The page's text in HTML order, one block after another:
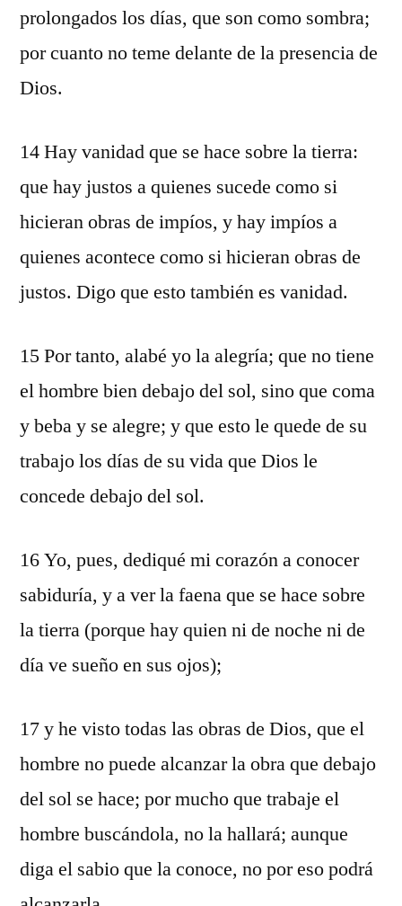
prolongados los días, que son como sombra;
por cuanto no teme delante de la presencia de
Dios.
14 Hay vanidad que se hace sobre la tierra:
que hay justos a quienes sucede como si
hicieran obras de impíos, y hay impíos a
quienes acontece como si hicieran obras de
justos. Digo que esto también es vanidad.
15 Por tanto, alabé yo la alegría; que no tiene
el hombre bien debajo del sol, sino que coma
y beba y se alegre; y que esto le quede de su
trabajo los días de su vida que Dios le
concede debajo del sol.
16 Yo, pues, dediqué mi corazón a conocer
sabiduría, y a ver la faena que se hace sobre
la tierra (porque hay quien ni de noche ni de
día ve sueño en sus ojos);
17 y he visto todas las obras de Dios, que el
hombre no puede alcanzar la obra que debajo
del sol se hace; por mucho que trabaje el
hombre buscándola, no la hallará; aunque
diga el sabio que la conoce, no por eso podrá